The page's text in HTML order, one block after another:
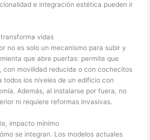
e integración estética pueden ir
vidas
no es solo un mecanismo para subir y
que abre puertas: permite que
con movilidad reducida o con cochecitos
todos los niveles de un edificio con
Además, al instalarse por fuera, no
ni requiere reformas invasivas.
impacto mínimo
se integran. Los modelos actuales